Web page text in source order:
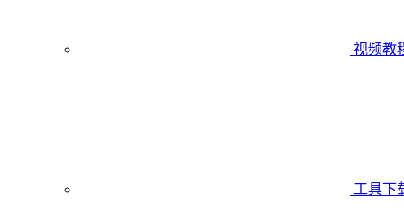
视频教
工具下